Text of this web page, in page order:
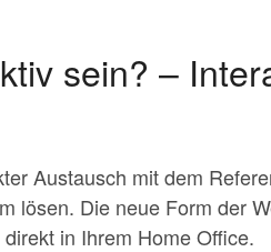
sein? –
Austausch mit dem
lösen. Die neue Form der
in Ihrem Home Office.